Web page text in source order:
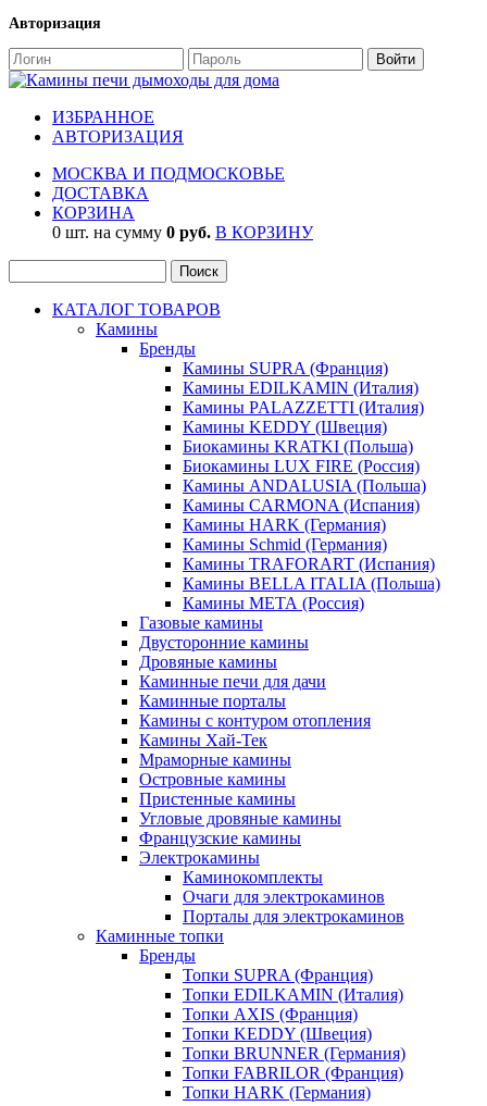
Авторизация
ИЗБРАННОЕ
АВТОРИЗАЦИЯ
МОСКВА И ПОДМОСКОВЬЕ
ДОСТАВКА
КОРЗИНА
0 шт. на сумму 0 руб. В КОРЗИНУ
КАТАЛОГ ТОВАРОВ
Камины
Бренды
Камины SUPRA (Франция)
Камины EDILKAMIN (Италия)
Камины PALAZZETTI (Италия)
Камины KEDDY (Швеция)
Биокамины KRATKI (Польша)
Биокамины LUX FIRE (Россия)
Камины ANDALUSIA (Польша)
Камины CARMONA (Испания)
Камины HARK (Германия)
Камины Schmid (Германия)
Камины TRAFORART (Испания)
Камины BELLA ITALIA (Польша)
Камины МЕТА (Россия)
Газовые камины
Двусторонние камины
Дровяные камины
Каминные печи для дачи
Каминные порталы
Камины с контуром отопления
Камины Хай-Тек
Мраморные камины
Островные камины
Пристенные камины
Угловые дровяные камины
Французские камины
Электрокамины
Каминокомплекты
Очаги для электрокаминов
Порталы для электрокаминов
Каминные топки
Бренды
Топки SUPRA (Франция)
Топки EDILKAMIN (Италия)
Топки AXIS (Франция)
Топки KEDDY (Швеция)
Топки BRUNNER (Германия)
Топки FABRILOR (Франция)
Топки HARK (Германия)